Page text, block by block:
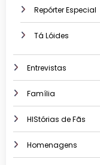
Repórter Especial
Tá Lóides
Entrevistas
Família
HIStórias de Fãs
Homenagens